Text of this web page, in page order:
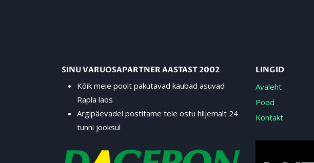
SINU VARUOSAPARTNER AASTAST 2002
Kõik meie poolt pakutavad kaubad asuvad
Rapla laos
Argipäevadel postitame teie ostu hiljemalt 24
tunni jooksul
LINGID
Avaleht
Pood
Kontakt